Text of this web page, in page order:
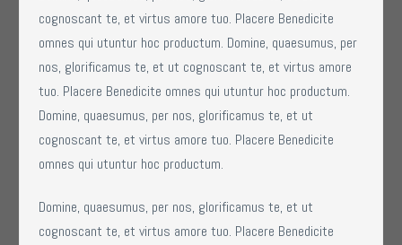
cognoscant te, et virtus amore tuo. Placere Benedicite
omnes qui utuntur hoc productum. Domine, quaesumus, per
nos, glorificamus te, et ut cognoscant te, et virtus amore
tuo. Placere Benedicite omnes qui utuntur hoc productum.
Domine, quaesumus, per nos, glorificamus te, et ut
cognoscant te, et virtus amore tuo. Placere Benedicite
omnes qui utuntur hoc productum.
Domine, quaesumus, per nos, glorificamus te, et ut
cognoscant te, et virtus amore tuo. Placere Benedicite